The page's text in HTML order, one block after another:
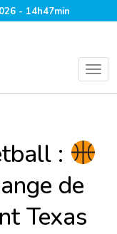
- 14h47min
:
de
Texas